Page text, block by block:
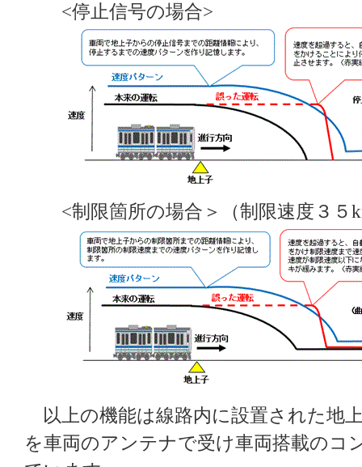
<停止信号の場合>
<制限箇所の場合＞（制限速度３５
以上の機能は線路内に設置された地
を車両のアンテナで受け車両搭載のコ